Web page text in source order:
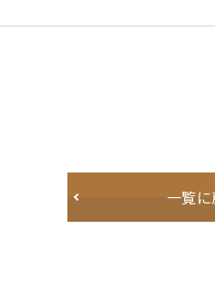
一覧に